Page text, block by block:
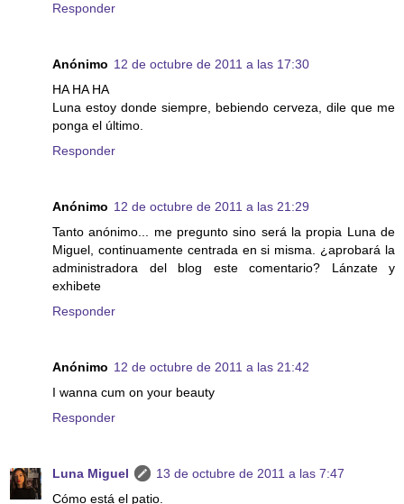
Responder
Anónimo 12 de octubre de 2011 a las 17:30
HA HA HA
Luna estoy donde siempre, bebiendo cerveza, dile que me
ponga el último.
Responder
Anónimo 12 de octubre de 2011 a las 21:29
Tanto anónimo... me pregunto sino será la propia Luna de
Miguel, continuamente centrada en si misma. ¿aprobará la
administradora del blog este comentario? Lánzate y
exhibete
Responder
Anónimo 12 de octubre de 2011 a las 21:42
I wanna cum on your beauty
Responder
Luna Miguel
13 de octubre de 2011 a las 7:47
Cómo está el patio.